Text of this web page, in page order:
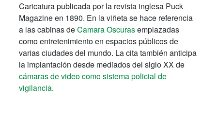
Caricatura publicada por la revista inglesa Puck
Magazine en 1890. En la viñeta se hace referencia
a las cabinas deCamara Oscurasemplazadas
como entretenimiento en espacios públicos de
varias ciudades del mundo. La cita también anticipa
la implantación desde mediados del siglo XX de
cámaras de video como sistema policial de
vigilancia.